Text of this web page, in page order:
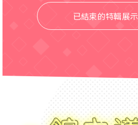
已結束的特輯展示